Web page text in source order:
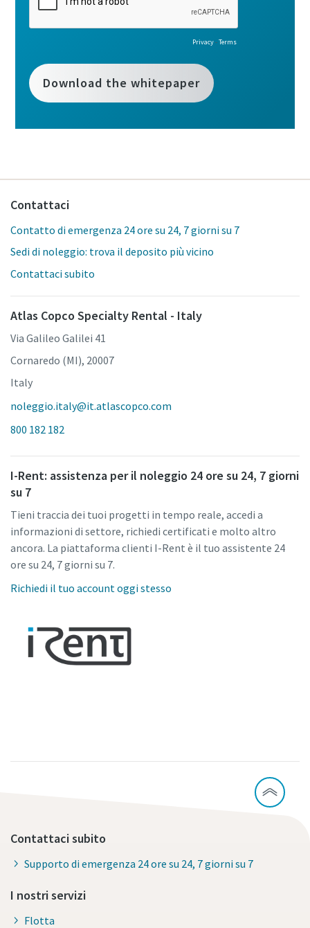
Contattaci
Contatto di emergenza 24 ore su 24, 7 giorni su 7
Sedi di noleggio: trova il deposito più vicino
Contattaci subito
Atlas Copco Specialty Rental - Italy
Via Galileo Galilei 41
Cornaredo (MI), 20007
Italy
noleggio.italy@it.atlascopco.com
800 182 182
I-Rent: assistenza per il noleggio 24 ore su 24, 7 giorni
su 7
Tieni traccia dei tuoi progetti in tempo reale, accedi a
informazioni di settore, richiedi certificati e molto altro
ancora. La piattaforma clienti I-Rent è il tuo assistente 24
ore su 24, 7 giorni su 7.
Richiedi il tuo account oggi stesso
Contattaci subito
Supporto di emergenza 24 ore su 24, 7 giorni su 7
I nostri servizi
Flotta